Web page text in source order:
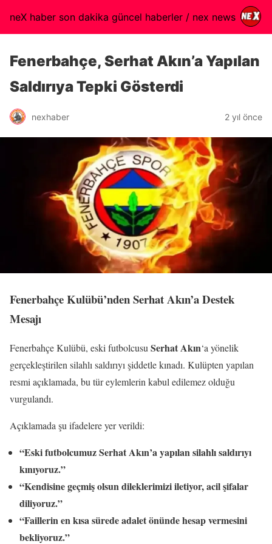
neX haber son dakika güncel haberler / nex news
Fenerbahçe, Serhat Akın’a Yapılan
Saldırıya Tepki Gösterdi
nexhaber 2 yıl önce
Fenerbahçe Kulübü’nden Serhat Akın’a Destek
Mesajı
Fenerbahçe Kulübü, eski futbolcusuSerhat Akın‘a yönelik
gerçekleştirilen silahlı saldırıyı şiddetle kınadı. Kulüpten yapılan
resmi açıklamada, bu tür eylemlerin kabul edilemez olduğu
vurgulandı.
Açıklamada şu ifadelere yer verildi:
“Eski futbolcumuz Serhat Akın’a yapılan silahlı saldırıyı
kınıyoruz.”
“Kendisine geçmiş olsun dileklerimizi iletiyor, acil şifalar
diliyoruz.”
“Faillerin en kısa sürede adalet önünde hesap vermesini
bekliyoruz.”